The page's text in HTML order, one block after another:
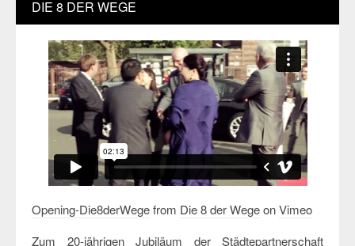
DIE 8 DER WEGE
Opening-Die8derWegefrom Die 8 der WegeonVimeo
Zum 20-jährigen Jubiläum der Städtepartnerschaft